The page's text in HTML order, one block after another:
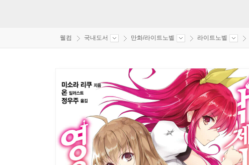
웰컴 국내도서 만화/라이트노벨 라이트노벨